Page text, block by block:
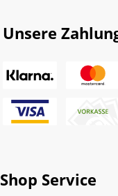
Unsere
Shop Service